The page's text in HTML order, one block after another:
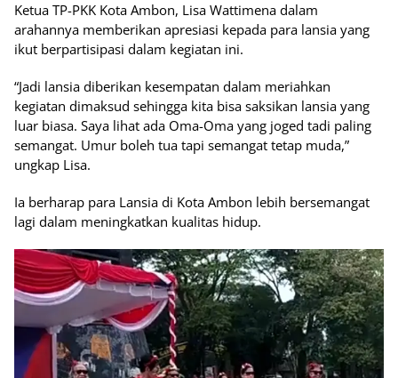
Ketua TP-PKK Kota Ambon, Lisa Wattimena dalam
arahannya memberikan apresiasi kepada para lansia yang
ikut berpartisipasi dalam kegiatan ini.
“Jadi lansia diberikan kesempatan dalam meriahkan
kegiatan dimaksud sehingga kita bisa saksikan lansia yang
luar biasa. Saya lihat ada Oma-Oma yang joged tadi paling
semangat. Umur boleh tua tapi semangat tetap muda,”
ungkap Lisa.
Ia berharap para Lansia di Kota Ambon lebih bersemangat
lagi dalam meningkatkan kualitas hidup.